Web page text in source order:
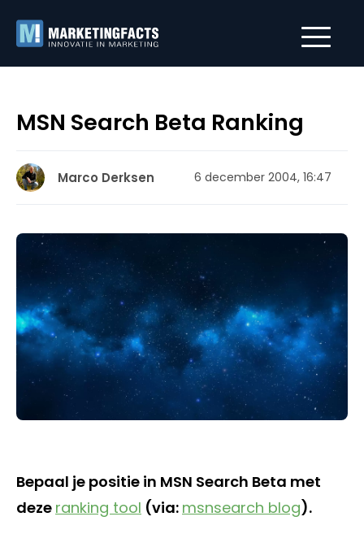
MSN Search Beta Ranking
Marco Derksen 6 december 2004, 16:47
Bepaal je positie in MSN Search Beta met
deze ranking tool (via: msnsearch blog).